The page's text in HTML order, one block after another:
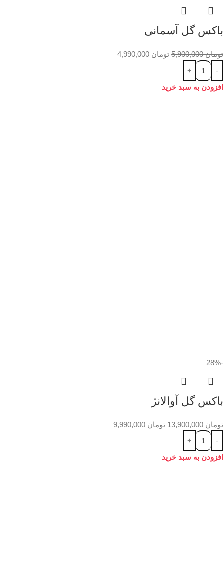
باکس گل آسمانی
تومان5,900,000 تومان
افزودن به سبد خرید
-28%
باکس گل آوالانژ
تومان13,900,000 تومان
افزودن به سبد خرید